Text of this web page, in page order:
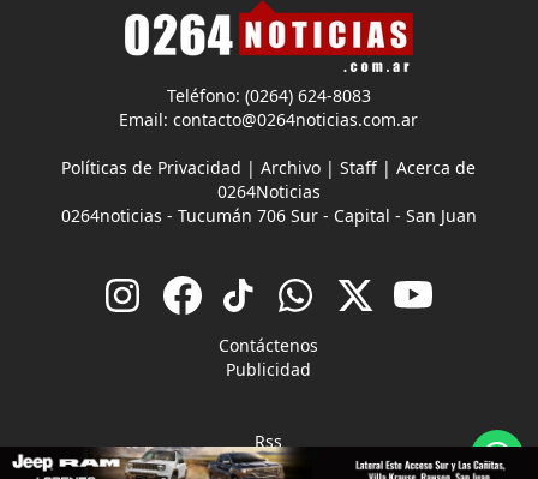
Teléfono: (0264) 624-8083
Email:contacto@0264noticias.com.ar
Políticas de Privacidad |Archivo |Staff |Acerca de
0264Noticias
0264noticias - Tucumán 706 Sur - Capital - San Juan
Contáctenos
Publicidad
Rss
CMS para medios
Troop